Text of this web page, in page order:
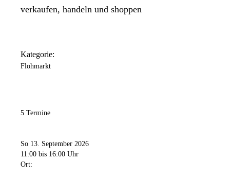
verkaufen, handeln und shoppen
Kategorie:
Flohmarkt
5 Termine
So 13. September 2026
11:00 bis 16:00 Uhr
Ort: